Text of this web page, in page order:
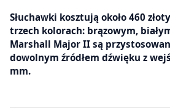
Słuchawki kosztują około 460
trzech kolorach: brązowym,
Marshall Major II są
dowolnym źródłem dźwięku z
mm.